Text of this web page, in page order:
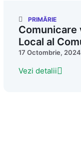
PRIMĂRIE
Comunicare
Local al
17 Octombrie, 2024
Vezi detalii